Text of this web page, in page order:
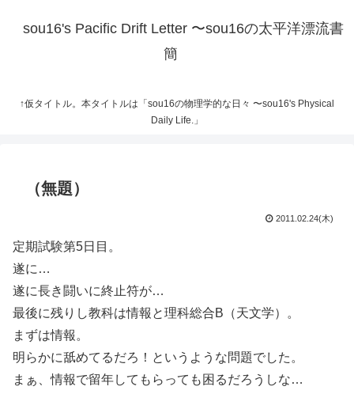
sou16's Pacific Drift Letter 〜sou16の太平洋漂流書
簡
↑仮タイトル。本タイトルは「sou16の物理学的な日々 〜sou16's Physical
Daily Life.」
（無題）
2011.02.24(木)
定期試験第5日目。
遂に…
遂に長き闘いに終止符が…
最後に残りし教科は情報と理科総合B（天文学）。
まずは情報。
明らかに舐めてるだろ！というような問題でした。
まぁ、情報で留年してもらっても困るだろうしな…